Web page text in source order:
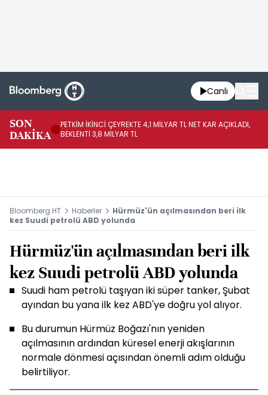
Canlı
SON
DAKİKA
PETKİM İKİNCİ ÇEYREKTE 4,1 MİLYAR TL NET KAR AÇIKLADI,
BEKLENTİ 3,8 MİLYAR TL
Bloomberg HT Haberler
Hürmüz'ün açılmasından beri ilk
kez Suudi petrolü ABD yolunda
Hürmüz'ün açılmasından beri ilk
kez Suudi petrolü ABD yolunda
Suudi ham petrolü taşıyan iki süper tanker, Şubat
ayından bu yana ilk kez ABD'ye doğru yol alıyor.
Bu durumun Hürmüz Boğazı'nın yeniden
açılmasının ardından küresel enerji akışlarının
normale dönmesi açısından önemli adım olduğu
belirtiliyor.